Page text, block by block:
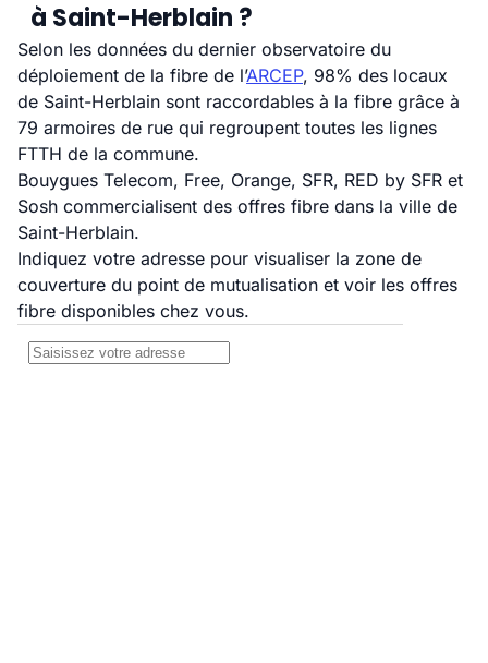
à Saint-Herblain ?
Selon les données du dernier observatoire du
déploiement de la fibre de l’ARCEP, 98% des locaux
de Saint-Herblain sont raccordables à la fibre grâce à
79 armoires de rue qui regroupent toutes les lignes
FTTH de la commune.
Bouygues Telecom, Free, Orange, SFR, RED by SFR et
Sosh commercialisent des offres fibre dans la ville de
Saint-Herblain.
Indiquez votre adresse pour visualiser la zone de
couverture du point de mutualisation et voir les offres
fibre disponibles chez vous.